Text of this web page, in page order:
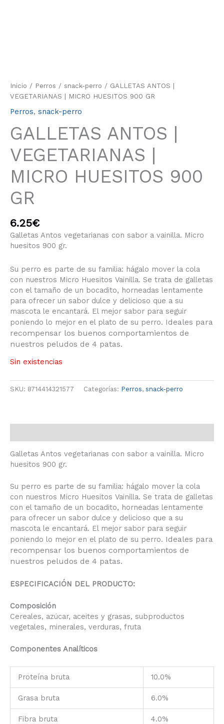
Inicio / Perros / snack-perro / GALLETAS ANTOS |
VEGETARIANAS | MICRO HUESITOS 900 GR
Perros, snack-perro
GALLETAS ANTOS |
VEGETARIANAS |
MICRO HUESITOS 900
GR
6.25€
Galletas Antos vegetarianas con sabor a vainilla. Micro
huesitos 900 gr.
Su perro es parte de su familia: hágalo mover la cola
con nuestros Micro Huesitos Vainilla. Se trata de galletas
con el tamaño de un bocadito, horneadas lentamente
para ofrecer un sabor dulce y delicioso que a su
mascota le encantará. El mejor sabor para seguir
poniendo lo mejor en el plato de su perro. Ideales para
recompensar los buenos comportamientos de
nuestros peludos de 4 patas.
Sin existencias
SKU: 8714414321577 Categorías: Perros, snack-perro
Galletas Antos vegetarianas con sabor a vainilla. Micro
huesitos 900 gr.
Su perro es parte de su familia: hágalo mover la cola
con nuestros Micro Huesitos Vainilla. Se trata de galletas
con el tamaño de un bocadito, horneadas lentamente
para ofrecer un sabor dulce y delicioso que a su
mascota le encantará. El mejor sabor para seguir
poniendo lo mejor en el plato de su perro. Ideales para
recompensar los buenos comportamientos de
nuestros peludos de 4 patas.
ESPECIFICACIÓN DEL PRODUCTO:
Composición
Cereales, azúcar, aceites y grasas, subproductos
vegetales, minerales, verduras, fruta
Componentes Analíticos
Proteína bruta 10.0%
Grasa bruta 6.0%
Fibra bruta 4.0%